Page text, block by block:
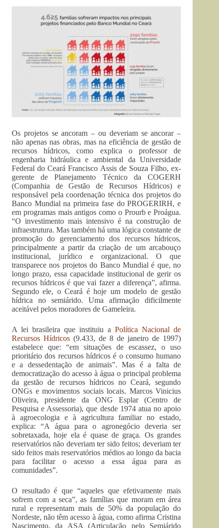
Os projetos se ancoram – ou deveriam se ancorar –
não apenas nas obras, mas na eficiência de gestão de
recursos hídricos, como explica o professor de
engenharia hidráulica e ambiental da Universidade
Federal do Ceará Francisco Assis de Souza Filho, ex-
gerente de Planejamento Técnico da COGERH
(Companhia de Gestão de Recursos Hídricos) e
responsável pela coordenação técnica dos projetos do
Banco Mundial na primeira fase do PROGERIRH, e
em programas mais antigos como o Prourb e Proágua.
“O investimento mais intensivo é na construção de
infraestrutura. Mas também há uma lógica constante de
promoção do gerenciamento dos recursos hídricos,
principalmente a partir da criação de um arcabouço
institucional, jurídico e organizacional. O que
transparece nos projetos do Banco Mundial é que, no
longo prazo, essa capacidade institucional de gerir os
recursos hídricos é que vai fazer a diferença”, afirma.
Segundo ele, o Ceará é hoje um modelo de gestão
hídrica no semiárido. Uma afirmação dificilmente
aceitável pelos moradores de Gameleira.
A lei brasileira que instituiu aPolítica Nacional de
Recursos Hídricos (9.433, de 8 de janeiro de 1997)
estabelece que: “em situações de escassez, o uso
prioritário dos recursos hídricos é o consumo humano
e a dessedentação de animais”. Mas é a falta de
democratização do acesso à água o principal problema
da gestão de recursos hídricos no Ceará, segundo
ONGs e movimentos sociais locais. Marcos Vinicius
Oliveira, presidente da ONG Esplar (Centro de
Pesquisa e Assessoria), que desde 1974 atua no apoio
à agroecologia e à agricultura familiar no estado,
explica: “A água para o agronegócio deveria ser
sobretaxada, hoje ela é quase de graça. Os grandes
reservatórios não deveriam ter sido feitos; deveriam ter
sido feitos mais reservatórios médios ao longo da bacia
para facilitar o acesso a essa água para as
comunidades”.
O resultado é que “aqueles que efetivamente mais
sofrem com a seca”, as famílias que moram em área
rural e representam mais de 50% da população do
Nordeste, não têm acesso à água, como afirma Cristina
Nascimento, da ASA (Articulação pelo Semiárido